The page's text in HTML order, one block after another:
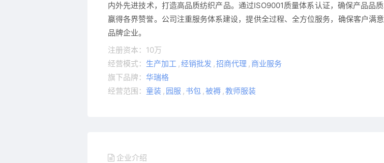
内外先进技术，打造高品质纺织产品。通过ISO9001质量体系认证，确保产品品
赢得各界赞誉。公司注重服务体系建设，提供全过程、全方位服务，确保客户满
品牌企业。
注册资本：10万
经营模式： 生产加工 ,经销批发 ,招商代理 , 商业服务
旗下品牌： 华瑞格
经营范围： 童装 , 园服 , 书包 ,被褥 ,教师服装
企业介绍